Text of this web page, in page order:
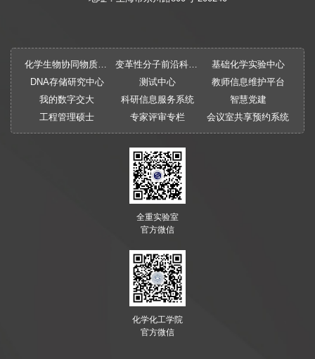
化学生物协同物质创制全国重点实验室 变革性分子前沿科学中心
基础化学实验中心
DNA存储研究中心
测试中心
教师信息维护平台
我的数字交大
科研信息服务系统
智慧党建
工程管理硕士
专家评审专栏 会议室共享预约系统
全重实验室
官方微信
化学化工学院
官方微信